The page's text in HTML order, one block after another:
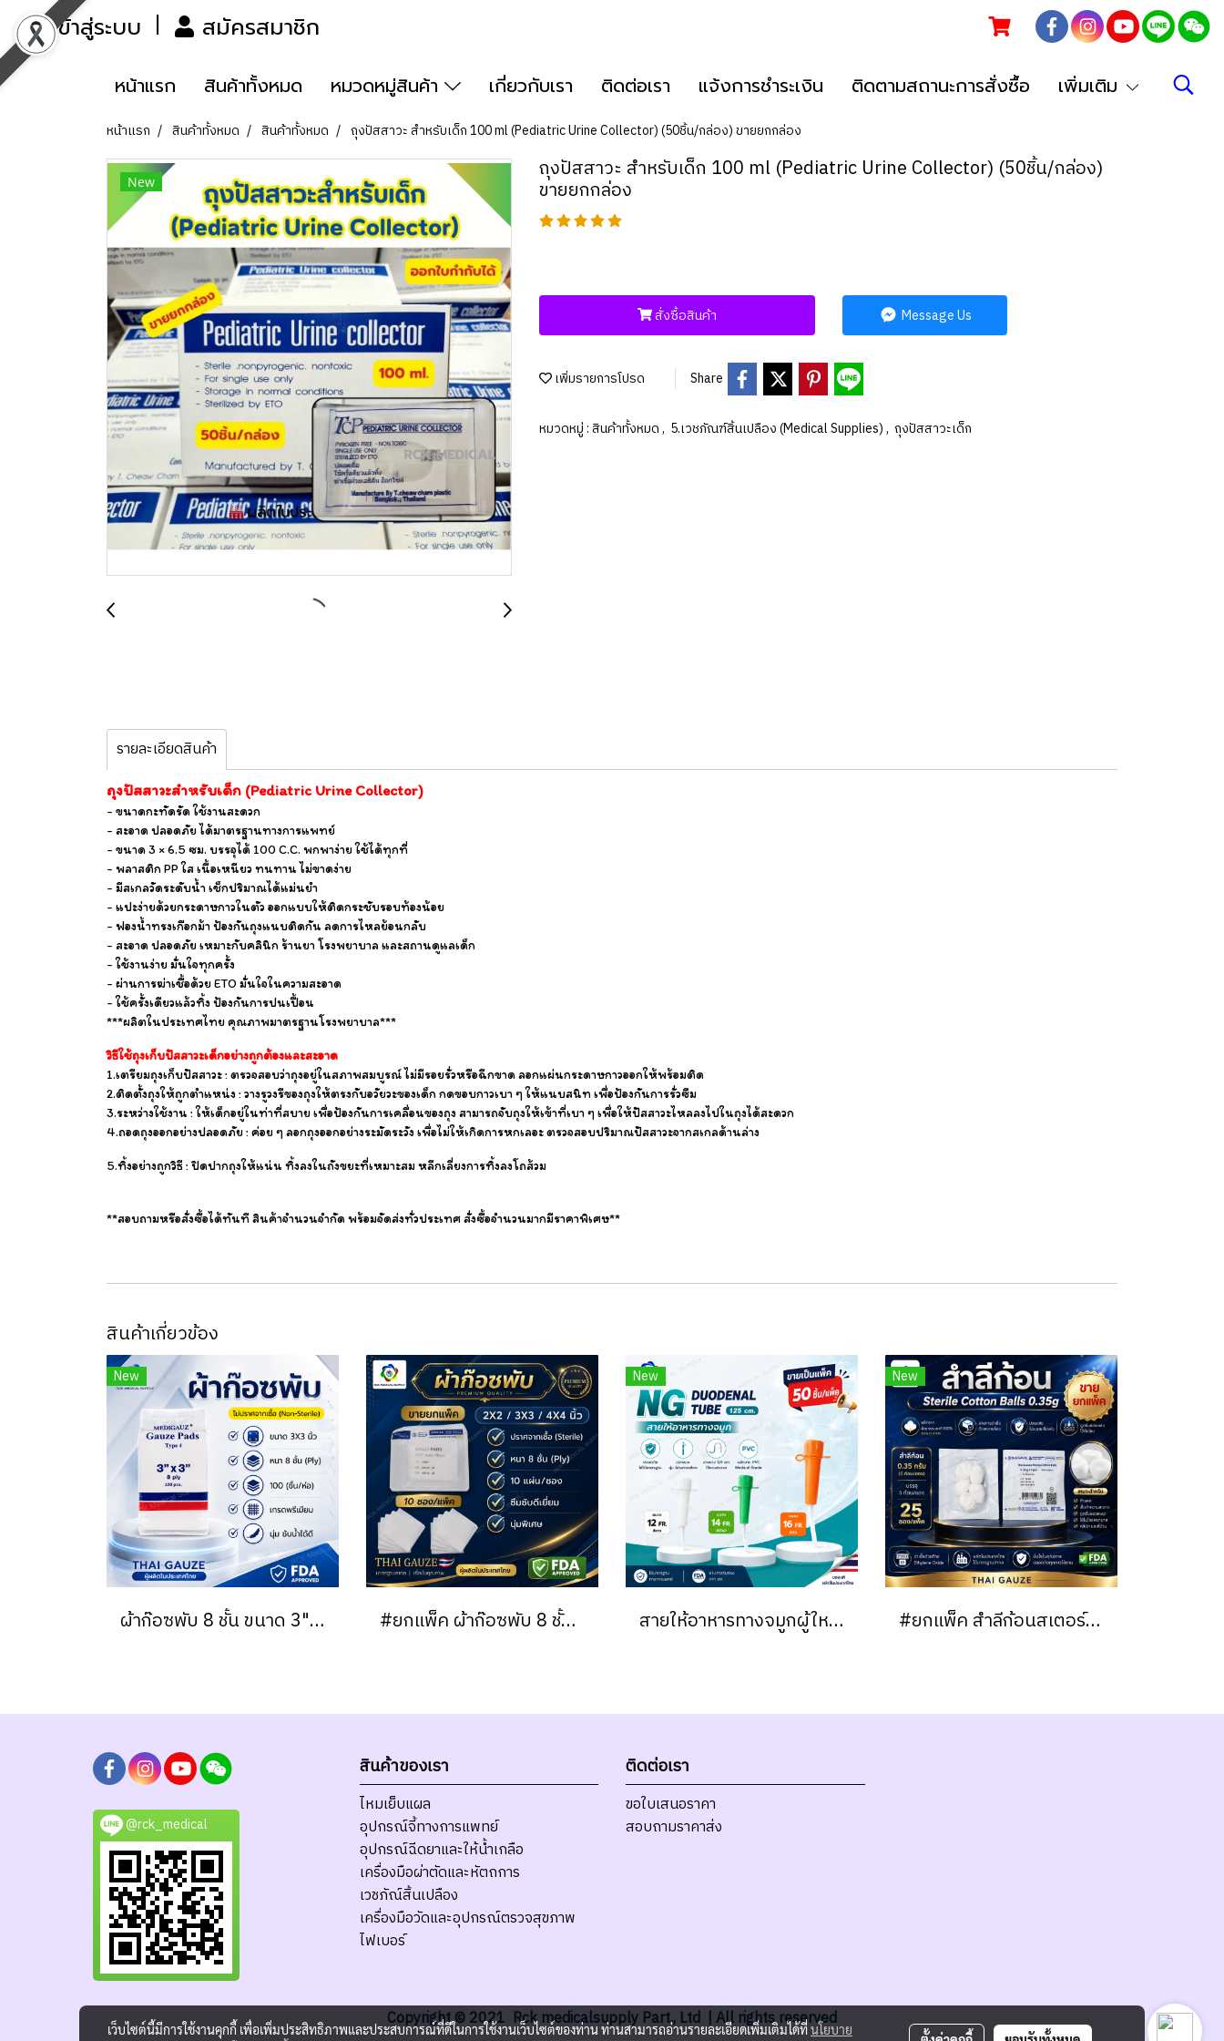
เข้าสู่ระบบ สมัครสมาชิก
หน้าแรก สินค้าทั้งหมด หมวดหมู่สินค้า เกี่ยวกับเรา ติดต่อเรา แจ้งการชำระเงิน ติดตามสถานะการสั่งซื้อ เพิ่มเติม
หน้าแรก สินค้าทั้งหมด สินค้าทั้งหมด ถุงปัสสาวะ สำหรับเด็ก 100 ml (Pediatric Urine Collector) (50ชิ้น/กล่อง) ขายยกกล่อง
New ถุงปัสสาวะ สำหรับเด็ก 100 ml (Pediatric Urine Collector) (50ชิ้น/กล่อง)
ขายยกกล่อง
สั่งซื้อสินค้า Message Us
เพิ่มรายการโปรด Share
หมวดหมู่ :สินค้าทั้งหมด, 5.เวชภัณฑ์สิ้นเปลือง (Medical Supplies), ถุงปัสสาวะเด็ก
รายละเอียดสินค้า
ถุงปัสสาวะสำหรับเด็ก (Pediatric Urine Collector)
- ขนาดกะทัดรัด ใช้งานสะดวก
- สะอาด ปลอดภัย ได้มาตรฐานทางการแพทย์
- ขนาด 3 × 6.5 ซม. บรรจุได้ 100 C.C. พกพาง่าย ใช้ได้ทุกที่
- พลาสติก PP ใส เนื้อเหนียว ทนทาน ไม่ขาดง่าย
- มีสเกลวัดระดับน้ำ เช็กปริมาณได้แม่นยำ
- แปะง่ายด้วยกระดาษกาวในตัว ออกแบบให้ติดกระชับรอบท้องน้อย
- ฟองน้ำทรงเกือกม้า ป้องกันถุงแนบติดกัน ลดการไหลย้อนกลับ
- สะอาด ปลอดภัย เหมาะกับคลินิก ร้านยา โรงพยาบาล และสถานดูแลเด็ก
- ใช้งานง่าย มั่นใจทุกครั้ง
- ผ่านการฆ่าเชื้อด้วย ETO มั่นใจในความสะอาด
- ใช้ครั้งเดียวแล้วทิ้ง ป้องกันการปนเปื้อน
***ผลิตในประเทศไทย คุณภาพมาตรฐานโรงพยาบาล***
วิธีใช้ถุงเก็บปัสสาวะเด็กอย่างถูกต้องและสะอาด
1.เตรียมถุงเก็บปัสสาวะ : ตรวจสอบว่าถุงอยู่ในสภาพสมบูรณ์ ไม่มีรอยรั่วหรือฉีกขาด ลอกแผ่นกระดาษกาวออกให้พร้อมติด
2.ติดตั้งถุงให้ถูกตำแหน่ง : วางรูวงรีของถุงให้ตรงกับอวัยวะของเด็ก กดขอบกาวเบา ๆ ให้แนบสนิท เพื่อป้องกันการรั่วซึม
3.ระหว่างใช้งาน : ให้เด็กอยู่ในท่าที่สบาย เพื่อป้องกันการเคลื่อนของถุง สามารถจับถุงให้เข้าที่เบา ๆ เพื่อให้ปัสสาวะไหลลงไปในถุงได้สะดวก
4.ถอดถุงออกอย่างปลอดภัย : ค่อย ๆ ลอกถุงออกอย่างระมัดระวัง เพื่อไม่ให้เกิดการหกเลอะ ตรวจสอบปริมาณปัสสาวะจากสเกลด้านล่าง
5.ทิ้งอย่างถูกวิธี : ปิดปากถุงให้แน่น ทิ้งลงในถังขยะที่เหมาะสม หลีกเลี่ยงการทิ้งลงโถส้วม
**สอบถามหรือสั่งซื้อได้ทันที สินค้าจำนวนจำกัด พร้อมจัดส่งทั่วประเทศ สั่งซื้อจำนวนมากมีราคาพิเศษ**
สินค้าเกี่ยวข้อง
New
ผ้าก๊อซพับ 8 ชั้น ขนาด 3"x3" (100 ชิ้น/ห่อ) ชนิดไม่สเตอร์ไรด์ THAI GAUZE #ยกแพ็ค ผ้าก๊อซพับ 8 ชั้น ขนาด 2x2 / 3x3 / 4x4 นิ้ว (10 ซอง/แพ็ค) ชนิดสเตอร์ไรด์ THAI GAUZE
New
สายให้อาหารทางจมูกผู้ใหญ่ NG Duodenal Tube 125 ซม. เบอร์ 12/14/16 | Medical Grade PVC | ขายยกแพ็ค (50 ชิ้น)
New
#ยกแพ็ค สำลีก้อนสเตอร์ไรด์ Thai Gauze 0.35g (5 ก้อน/ซอง) / (25 ซอง/แพ็ค)
@rck_medical
สินค้าของเรา
ไหมเย็บแผล
อุปกรณ์จี้ทางการแพทย์
อุปกรณ์ฉีดยาและให้น้ำเกลือ
เครื่องมือผ่าตัดและหัตถการ
เวชภัณ์สิ้นเปลือง
เครื่องมือวัดและอุปกรณ์ตรวจสุขภาพ
ไฟเบอร์
ติดต่อเรา
ขอใบเสนอราคา
สอบถามราคาส่ง
Copyright © 2021 Rck medicalsupply Part., Ltd | All rights reserved
เว็บไซต์นี้มีการใช้งานคุกกี้ เพื่อเพิ่มประสิทธิภาพและประสบการณ์ที่ดีในการใช้งานเว็บไซต์ของท่าน ท่านสามารถอ่านรายละเอียดเพิ่มเติมได้ที่นโยบาย